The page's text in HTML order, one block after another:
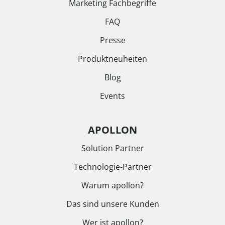
Marketing Fachbegriffe
FAQ
Presse
Produktneuheiten
Blog
Events
APOLLON
Solution Partner
Technologie-Partner
Warum apollon?
Das sind unsere Kunden
Wer ist apollon?